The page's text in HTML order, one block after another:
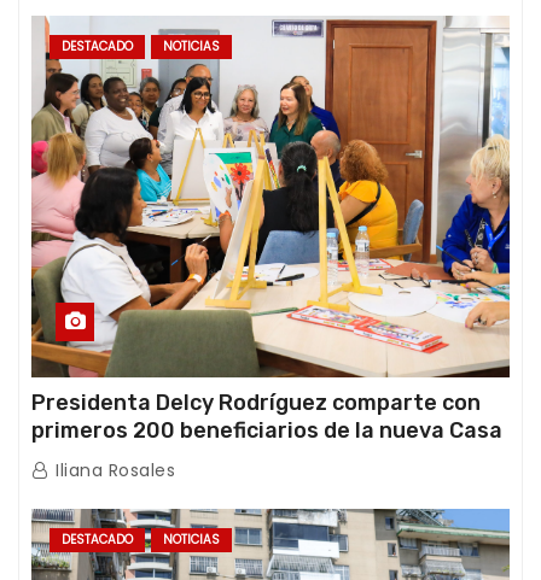
DESTACADO NOTICIAS
Presidenta Delcy Rodríguez comparte con
primeros 200 beneficiarios de la nueva Casa
de los Abuelos “La Primavera” en Caracas
Iliana Rosales
DESTACADO NOTICIAS